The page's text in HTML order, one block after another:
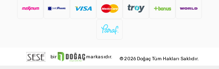
bir markasıdır. © 2026 Doğaç Tüm Hakları Saklıdır.